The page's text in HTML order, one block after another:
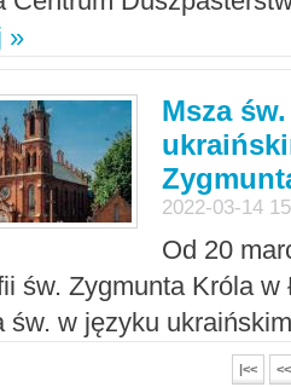
»
Msza
2022-03-14
Od 20
św. Zygmunta Króla w
św. w języku
|<< <<